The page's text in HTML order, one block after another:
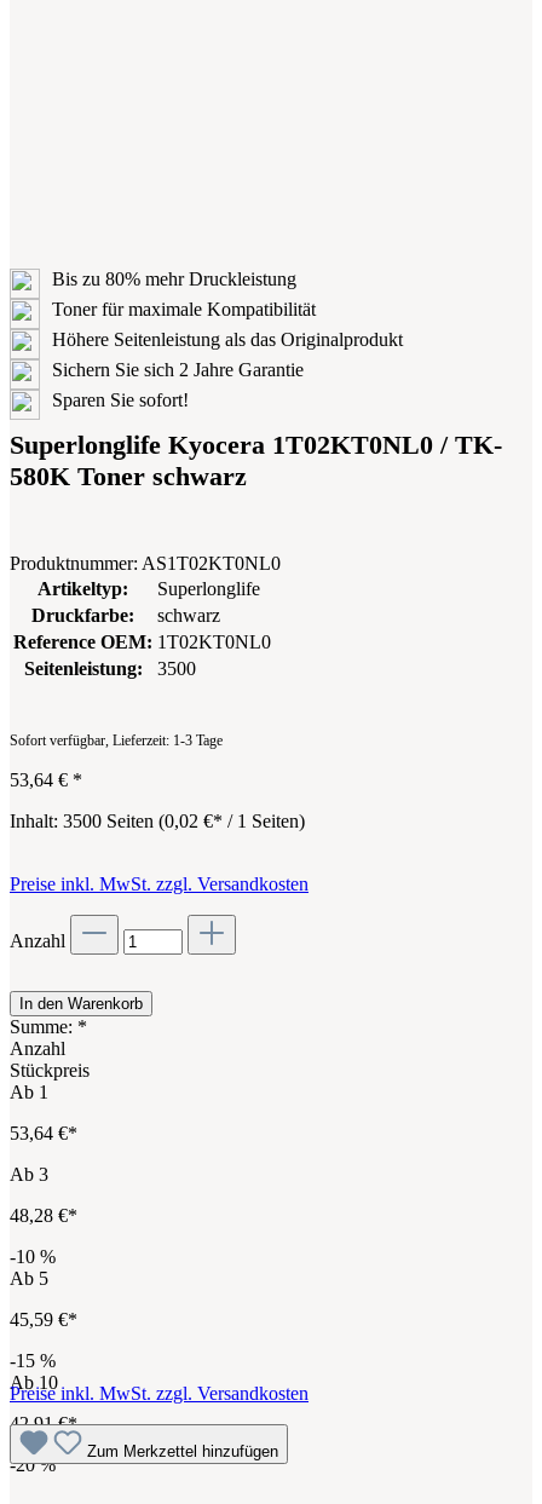
Bis zu 80% mehr Druckleistung
Toner für maximale Kompatibilität
Höhere Seitenleistung als das Originalprodukt
Sichern Sie sich 2 Jahre Garantie
Sparen Sie sofort!
Superlonglife Kyocera 1T02KT0NL0 / TK-
580K Toner schwarz
Produktnummer: AS1T02KT0NL0
Artikeltyp:
Superlonglife
Druckfarbe:
schwarz
Reference OEM: 1T02KT0NL0
Seitenleistung:
3500
Sofort verfügbar, Lieferzeit: 1-3 Tage
53,64 € *
Inhalt: 3500 Seiten (0,02 €* / 1 Seiten)
Preise inkl. MwSt. zzgl. Versandkosten
Anzahl
In den Warenkorb
Summe: *
Anzahl
Stückpreis
Ab 1
53,64 €*
Ab 3
48,28 €*
-10 %
Ab 5
45,59 €*
-15 %
Ab10
42,91 €*
-20%
Preise inkl. MwSt. zzgl. Versandkosten
Zum Merkzettel hinzufügen